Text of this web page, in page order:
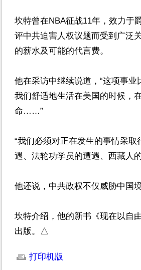
坎特曾在NBA征战11年，效力于
评中共迫害人权议题而受到广泛
的薪水及可能的代言费。
他在采访中继续说道，“这项事
我们舒适地生活在美国的时候，
命……”
“我们必须对正在发生的事情采
遇、法轮功学员的遭遇、西藏人
他还说，中共政权不仅威胁中国
坎特介绍，他的新书《现在以自
出版。△
打印机版